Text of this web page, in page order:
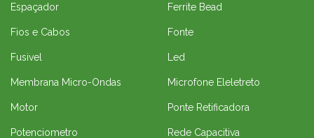
Espaçador Ferrite Bead
Fios e Cabos Fonte
Fusivel Led
Membrana Micro-Ondas Microfone Eleletreto
Motor Ponte Retificadora
Potenciometro Rede Capacitiva